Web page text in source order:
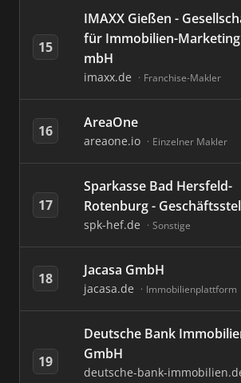
15
IMAXX Gießen -
für Immobilien-Marketing
mbH
imaxx.de Franchise-Makler
16 AreaOne
areaone.io Einzelner Makler
17
Sparkasse Bad Hersfeld-
Rotenburg -
spk-hef.de Sonstige
18 Jacasa GmbH
jacasa.de Immobilienplattform
19
Deutsche Bank
GmbH
deutsche-bank-